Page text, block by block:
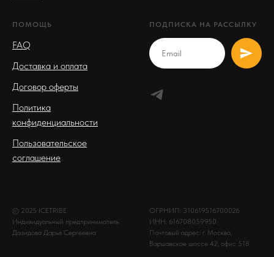
ПОМОЩЬ
FAQ
Доставка и оплата
Договор оферты
Политика
конфиденциальности
Пользовательское
соглашение
ПОДПИСКА НА РАССЫЛКУ
© 2025 ICETRIBE
Индивидуальный предприниматель
Дазидова Дарья Сергеевна
ОГРНИП: 310619516700026
ИНН: 616708059950
Почтовый адрес: г. Москва,
Варшавское шоссе 42, офис 518.